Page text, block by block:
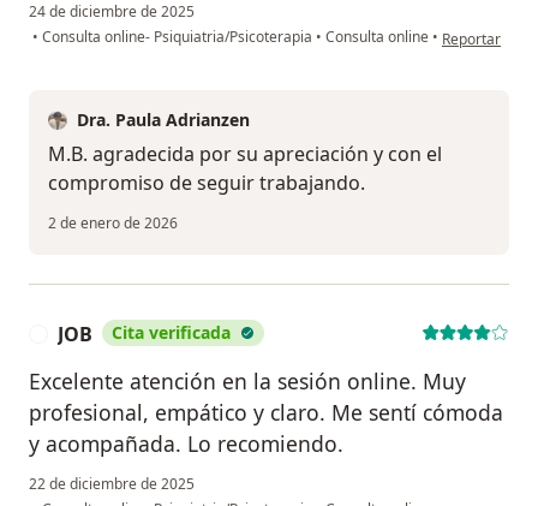
24 de diciembre de 2025
• Consulta online- Psiquiatria/Psicoterapia • Consulta online • en opinión
Reportar
Dra. Paula Adrianzen
M.B. agradecida por su apreciación y con el
compromiso de seguir trabajando.
2 de enero de 2026
JOB Cita verificada
Excelente atención en la sesión online. Muy
profesional, empático y claro. Me sentí cómoda
y acompañada. Lo recomiendo.
22 de diciembre de 2025